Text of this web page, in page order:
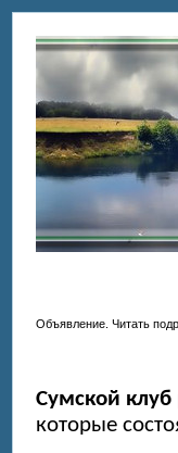
Объявление. Читать
Сумской
которые